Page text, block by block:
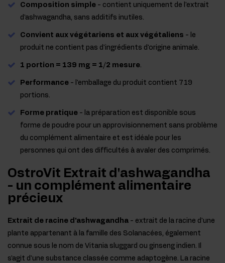
Composition simple - contient uniquement de l'extrait
d'ashwagandha, sans additifs inutiles.
Convient aux végétariens et aux végétaliens - le
produit ne contient pas d'ingrédients d'origine animale.
1 portion = 139 mg = 1/2 mesure.
Performance - l'emballage du produit contient 719
portions.
Forme pratique - la préparation est disponible sous
forme de poudre pour un approvisionnement sans problème
du complément alimentaire et est idéale pour les
personnes qui ont des difficultés à avaler des comprimés.
OstroVit Extrait d'ashwagandha
- un complément alimentaire
précieux
Extrait de racine d'ashwagandha - extrait de la racine d'une
plante appartenant à la famille des Solanacées, également
connue sous le nom de Vitania sluggard ou ginseng indien. Il
s'agit d'une substance classée comme adaptogène. La racine